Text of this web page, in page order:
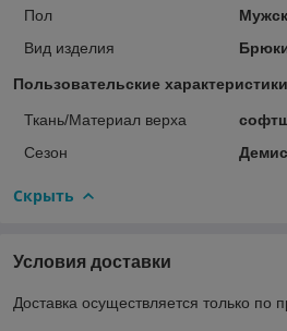
Пол
Вид изделия
Пользовательские характеристики
Ткань/Материал верха
Сезон
Скрыть
Условия доставки
Доставка осуществляется только по